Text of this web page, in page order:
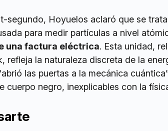
segundo, Hoyuelos aclaró que se
para medir partículas a nivel
una factura eléctrica. Esta unidad,
refleja la naturaleza discreta de la
las puertas a la mecánica
cuerpo negro, inexplicables con la